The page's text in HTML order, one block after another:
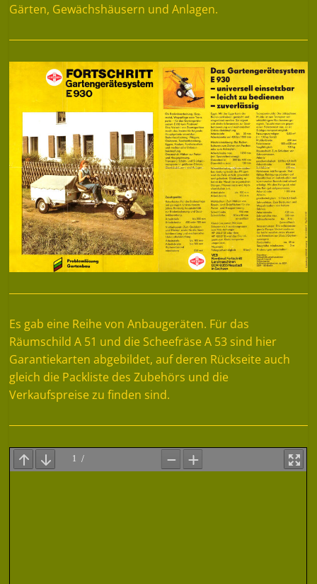
Gärten, Gewächshäusern und Anlagen.
Es gab eine Reihe von Anbaugeräten. Für das
Räumschild A 51 und die Scheefräse A 53 sind hier
Garantiekarten abgebildet, auf deren Rückseite auch
gleich die Packliste des Zubehörs und die
Verkaufspreise zu finden sind.